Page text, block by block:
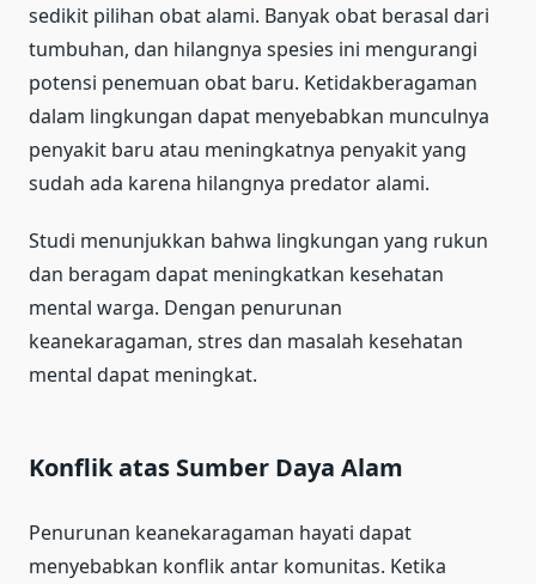
sedikit pilihan obat alami. Banyak obat berasal dari
tumbuhan, dan hilangnya spesies ini mengurangi
potensi penemuan obat baru. Ketidakberagaman
dalam lingkungan dapat menyebabkan munculnya
penyakit baru atau meningkatnya penyakit yang
sudah ada karena hilangnya predator alami.
Studi menunjukkan bahwa lingkungan yang rukun
dan beragam dapat meningkatkan kesehatan
mental warga. Dengan penurunan
keanekaragaman, stres dan masalah kesehatan
mental dapat meningkat.
Konflik atas Sumber Daya Alam
Penurunan keanekaragaman hayati dapat
menyebabkan konflik antar komunitas. Ketika